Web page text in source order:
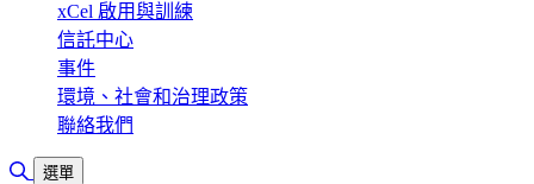
xCel 啟用與訓練
信託中心
事件
環境、社會和治理政策
聯絡我們
切換搜尋
選單